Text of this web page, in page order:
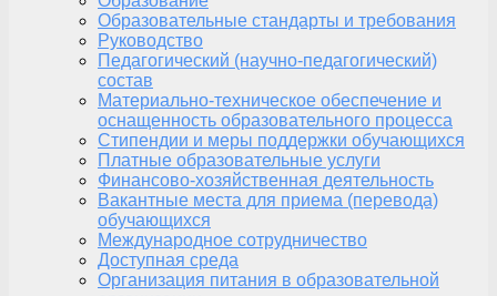
Образовательные стандарты и требования
Руководство
Педагогический (научно-педагогический)
состав
Материально-техническое обеспечение и
оснащенность образовательного процесса
Стипендии и меры поддержки обучающихся
Платные образовательные услуги
Финансово-хозяйственная деятельность
Вакантные места для приема (перевода)
обучающихся
Международное сотрудничество
Доступная среда
Организация питания в образовательной